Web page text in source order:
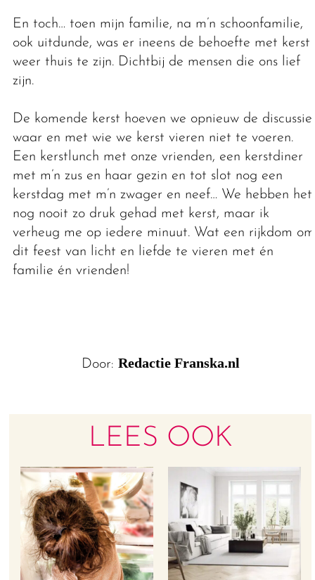
En toch… toen mijn familie, na m’n schoonfamilie,
ook uitdunde, was er ineens de behoefte met kerst
weer thuis te zijn. Dichtbij de mensen die ons lief
zijn.
De komende kerst hoeven we opnieuw de discussie
waar en met wie we kerst vieren niet te voeren.
Een kerstlunch met onze vrienden, een kerstdiner
met m’n zus en haar gezin en tot slot nog een
kerstdag met m’n zwager en neef… We hebben het
nog nooit zo druk gehad met kerst, maar ik
verheug me op iedere minuut. Wat een rijkdom om
dit feest van licht en liefde te vieren met én
familie én vrienden!
Door: Redactie Franska.nl
LEES OOK